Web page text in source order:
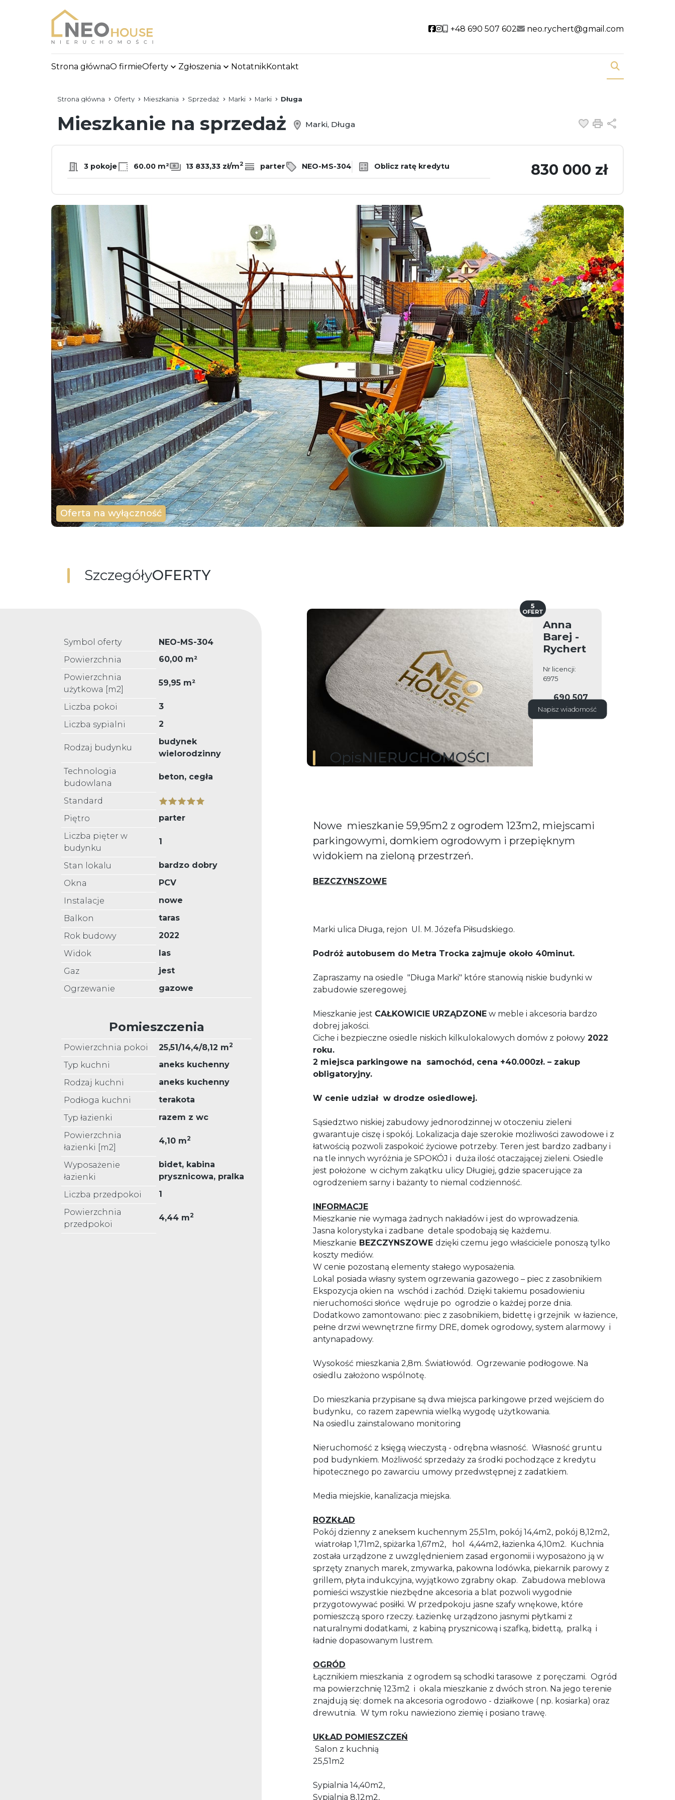
Social link
Social link
+48 690 507 602 neo.rychert@gmail.com
Strona głównaO firmieOferty Zgłoszenia NotatnikKontakt
Strona główna Oferty Mieszkania Sprzedaż Marki Marki Długa
Mieszkanie na sprzedaż Marki, Długa Dodaj do
Drukuj
3 pokoje 60.00 m² 13 833,33 zł/m2 parter NEO-MS-304 Oblicz ratę kredytu 830 000 zł
Oferta na wyłączność
SzczegółyOFERTY
Symbol oferty
NEO-MS-304
Powierzchnia
60,00 m²
Powierzchnia
użytkowa [m2]
59,95 m²
Liczba pokoi
3
Liczba sypialni
2
Rodzaj budynku
budynek
wielorodzinny
Technologia
budowlana
beton, cegła
Standard
Piętro
parter
Liczba pięter w
budynku
1
Stan lokalu
bardzo dobry
Okna
PCV
Instalacje
nowe
Balkon
taras
Rok budowy
2022
Widok
las
Gaz
jest
Ogrzewanie
gazowe
Pomieszczenia
Powierzchnia pokoi 25,51/14,4/8,12 m2
Typ kuchni
aneks kuchenny
Rodzaj kuchni
aneks kuchenny
Podłoga kuchni
terakota
Typ łazienki
razem z wc
Powierzchnia
łazienki [m2]
4,10 m2
Wyposażenie
łazienki
bidet, kabina
prysznicowa, pralka
Liczba przedpokoi
1
Powierzchnia
przedpokoi
4,44 m2
Anna
Barej -
Rychert
Nr licencji:
6975
690 507
602
Napisz wiadomość
5
OFERT
OpisNIERUCHOMOŚCI
Nowe mieszkanie 59,95m2 z ogrodem 123m2, miejscami
parkingowymi, domkiem ogrodowym i przepięknym
widokiem na zieloną przestrzeń.
BEZCZYNSZOWE
Marki ulica Długa, rejon Ul. M. Józefa Piłsudskiego.
Podróż autobusem do Metra Trocka zajmuje około 40minut.
Zapraszamy na osiedle "Długa Marki" które stanowią niskie budynki w
zabudowie szeregowej.
Mieszkanie jest CAŁKOWICIE URZĄDZONE w meble i akcesoria bardzo
dobrej jakości.
Ciche i bezpieczne osiedle niskich kilkulokalowych domów z połowy 2022
roku.
2 miejsca parkingowe na samochód, cena +40.000zł. – zakup
obligatoryjny.
W cenie udział w drodze osiedlowej.
Sąsiedztwo niskiej zabudowy jednorodzinnej w otoczeniu zieleni
gwarantuje ciszę i spokój. Lokalizacja daje szerokie możliwości zawodowe i z
łatwością pozwoli zaspokoić życiowe potrzeby. Teren jest bardzo zadbany i
na tle innych wyróżnia je SPOKÓJ i duża ilość otaczającej zieleni. Osiedle
jest położone w cichym zakątku ulicy Długiej, gdzie spacerujące za
ogrodzeniem sarny i bażanty to niemal codzienność.
INFORMACJE
Mieszkanie nie wymaga żadnych nakładów i jest do wprowadzenia.
Jasna kolorystyka i zadbane detale spodobają się każdemu.
Mieszkanie BEZCZYNSZOWE dzięki czemu jego właściciele ponoszą tylko
koszty mediów.
W cenie pozostaną elementy stałego wyposażenia.
Lokal posiada własny system ogrzewania gazowego – piec z zasobnikiem
Ekspozycja okien na wschód i zachód. Dzięki takiemu posadowieniu
nieruchomości słońce wędruje po ogrodzie o każdej porze dnia.
Dodatkowo zamontowano: piec z zasobnikiem, bidettę i grzejnik w łazience,
pełne drzwi wewnętrzne firmy DRE, domek ogrodowy, system alarmowy i
antynapadowy.
Wysokość mieszkania 2,8m. Światłowód. Ogrzewanie podłogowe. Na
osiedlu założono wspólnotę.
Do mieszkania przypisane są dwa miejsca parkingowe przed wejściem do
budynku, co razem zapewnia wielką wygodę użytkowania.
Na osiedlu zainstalowano monitoring
Nieruchomość z księgą wieczystą - odrębna własność. Własność gruntu
pod budynkiem. Możliwość sprzedaży za środki pochodzące z kredytu
hipotecznego po zawarciu umowy przedwstępnej z zadatkiem.
Media miejskie, kanalizacja miejska.
ROZKŁAD
Pokój dzienny z aneksem kuchennym 25,51m, pokój 14,4m2, pokój 8,12m2,
wiatrołap 1,71m2, spiżarka 1,67m2,
hol 4,44m2, łazienka 4,10m2.
Kuchnia
została urządzone z uwzględnieniem zasad ergonomii i wyposażono ją w
sprzęty znanych marek, zmywarka, pakowna lodówka, piekarnik parowy z
grillem, płyta indukcyjna, wyjątkowo zgrabny okap. Zabudowa meblowa
pomieści wszystkie niezbędne akcesoria a blat pozwoli wygodnie
przygotowywać posiłki. W przedpokoju jasne szafy wnękowe, które
pomieszczą sporo rzeczy. Łazienkę urządzono jasnymi płytkami z
naturalnymi dodatkami, z kabiną prysznicową i szafką, bidettą, pralką i
ładnie dopasowanym lustrem.
OGRÓD
Łącznikiem mieszkania z ogrodem są schodki tarasowe z poręczami. Ogród
ma powierzchnię 123m2 i okala mieszkanie z dwóch stron. Na jego terenie
znajdują się: domek na akcesoria ogrodowo - działkowe ( np. kosiarka) oraz
drewutnia. W tym roku nawieziono ziemię i posiano trawę.
UKŁAD POMIESZCZEŃ
Salon z kuchnią
25,51m2
Sypialnia 14,40m2,
Sypialnia 8,12m2,